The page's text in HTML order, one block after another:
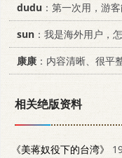
dudu ：第一次用，游
sun ：我是海外用户，
康康 ：内容清晰、很平
相关绝版资料
《美蒋奴役下的台湾》